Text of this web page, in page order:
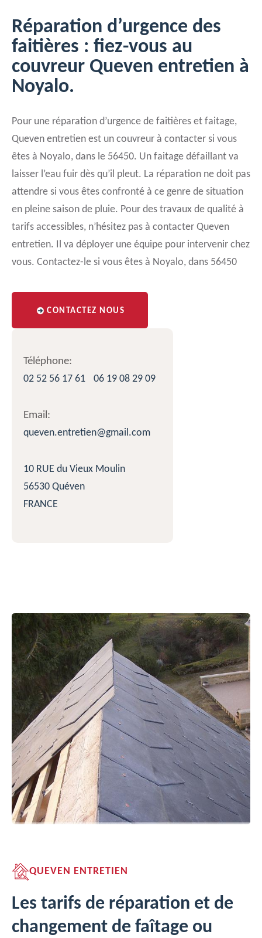
Réparation d’urgence des
faitières : fiez-vous au
couvreur Queven entretien à
Noyalo.
Pour une réparation d’urgence de faitières et faitage,
Queven entretien est un couvreur à contacter si vous
êtes à Noyalo, dans le 56450. Un faitage défaillant va
laisser l’eau fuir dès qu’il pleut. La réparation ne doit pas
attendre si vous êtes confronté à ce genre de situation
en pleine saison de pluie. Pour des travaux de qualité à
tarifs accessibles, n’hésitez pas à contacter Queven
entretien. Il va déployer une équipe pour intervenir chez
vous. Contactez-le si vous êtes à Noyalo, dans 56450
CONTACTEZ NOUS
Téléphone:
02 52 56 17 61
06 19 08 29 09
Email:
queven.entretien@gmail.com
10 RUE du Vieux Moulin
56530 Quéven
FRANCE
QUEVEN ENTRETIEN
Les tarifs de réparation et de
changement de faîtage ou